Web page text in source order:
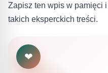
Zapisz ten wpis w pamięci
takich eksperckich treści.
❤